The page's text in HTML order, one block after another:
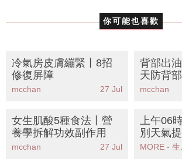
你可能也喜歡
冷氣房皮膚繃緊丨8招
修復屏障
mcchan 27 Jul
背部出
天防背
mcchan
女生肌酸5種食法丨營
養學拆解功效副作用
mcchan 27 Jul
上午06
別天氣
出酷熱